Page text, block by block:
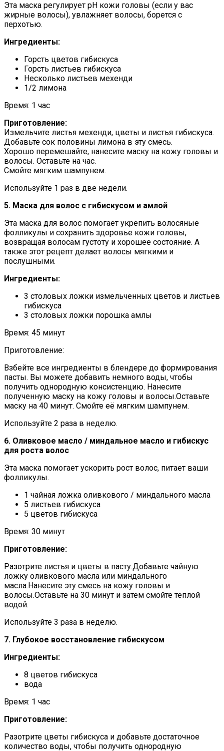
Эта маска регулирует рН кожи головы (если у вас
жирные волосы), увлажняет волосы, борется с
перхотью.
Ингредиенты:
Горсть цветов гибискуса
Горсть листьев гибискуса
Несколько листьев мехенди
1/2 лимона
Время: 1 час
Приготовление:
Измельчите листья мехенди, цветы и листья гибискуса.
Добавьте сок половины лимона в эту смесь.
Хорошо перемешайте, нанесите маску на кожу головы и
волосы. Оставьте на час.
Смойте мягким шампунем.
Используйте 1 раз в две недели.
5. Маска для волос с гибискусом и амлой
Эта маска для волос помогает укрепить волосяные
фолликулы и сохранить здоровье кожи головы,
возвращая волосам густоту и хорошее состояние. А
также этот рецепт делает волосы мягкими и
послушными.
Ингредиенты:
3 столовых ложки измельченных цветов и листьев
гибискуса
3 столовых ложки порошка амлы
Время: 45 минут
Приготовление:
Взбейте все ингредиенты в блендере до формирования
пасты. Вы можете добавить немного воды, чтобы
получить однородную консистенцию. Нанесите
полученную маску на кожу головы и волосы.Оставьте
маску на 40 минут. Смойте её мягким шампунем.
Используйте 2 раза в неделю.
6. Оливковое масло / миндальное масло и гибискус
для роста волос
Эта маска помогает ускорить рост волос, питает ваши
фолликулы.
1 чайная ложка оливкового / миндального масла
5 листьев гибискуса
5 цветов гибискуса
Время: 30 минут
Приготовление:
Разотрите листья и цветы в пасту.Добавьте чайную
ложку оливкового масла или миндального
масла.Нанесите эту смесь на кожу головы и
волосы.Оставьте на 30 минут и затем смойте теплой
водой.
Используйте 3 раза в неделю.
7. Глубокое восстановление гибискусом
Ингредиенты:
8 цветов гибискуса
вода
Время: 1 час
Приготовление:
Разотрите цветы гибискуса и добавьте достаточное
количество воды, чтобы получить однородную